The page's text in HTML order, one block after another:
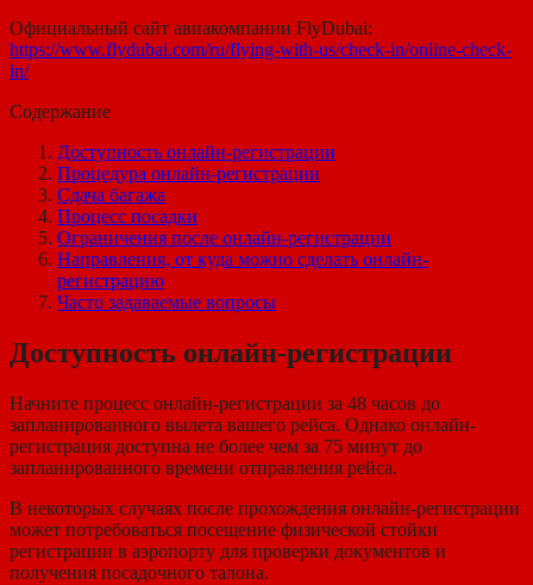
Официальный сайт авиакомпании FlyDubai:
https://www.flydubai.com/ru/flying-with-us/check-in/online-check-
in/
Содержание
Доступность онлайн-регистрации
Процедура онлайн-регистрации
Сдача багажа
Процесс посадки
Ограничения после онлайн-регистрации
Направления, от куда можно сделать онлайн-
регистрацию
Часто задаваемые вопросы
Доступность онлайн-регистрации
Начните процесс онлайн-регистрации за 48 часов до
запланированного вылета вашего рейса. Однако онлайн-
регистрация доступна не более чем за 75 минут до
запланированного времени отправления рейса.
В некоторых случаях после прохождения онлайн-регистрации
может потребоваться посещение физической стойки
регистрации в аэропорту для проверки документов и
получения посадочного талона.